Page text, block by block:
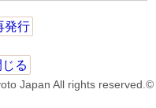
発行
る
Japan All rights reserved.©